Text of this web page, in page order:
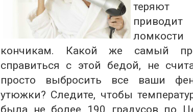
теряют
кончикам. Какой же самый
справиться с этой бедой, не
просто выбросить все ваши
утюжки? Следите, чтобы
была не более 190 градусов по